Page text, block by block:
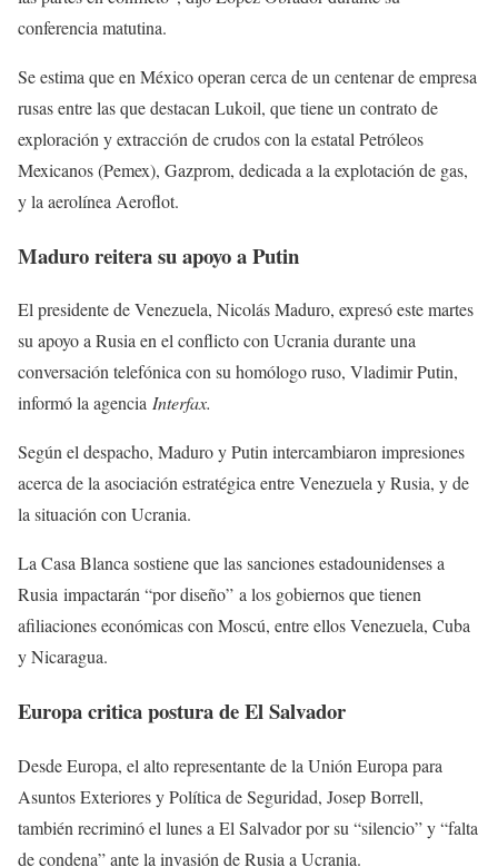
conferencia matutina.
Se estima que en México operan cerca de un centenar de empresa
rusas entre las que destacan Lukoil, que tiene un contrato de
exploración y extracción de crudos con la estatal Petróleos
Mexicanos (Pemex), Gazprom, dedicada a la explotación de gas,
y la aerolínea Aeroflot.
Maduro reitera su apoyo a Putin
El presidente de Venezuela, Nicolás Maduro, expresó este martes
su apoyo a Rusia en el conflicto con Ucrania durante una
conversación telefónica con su homólogo ruso, Vladimir Putin,
informó la agencia Interfax.
Según el despacho, Maduro y Putin intercambiaron impresiones
acerca de la asociación estratégica entre Venezuela y Rusia, y de
la situación con Ucrania.
La Casa Blanca sostiene que las sanciones estadounidenses a
Rusia impactarán “por diseño” a los gobiernos que tienen
afiliaciones económicas con Moscú, entre ellos Venezuela, Cuba
y Nicaragua.
Europa critica postura de El Salvador
Desde Europa, el alto representante de la Unión Europa para
Asuntos Exteriores y Política de Seguridad, Josep Borrell,
también recriminó el lunes a El Salvador por su “silencio” y “falta
de condena” ante la invasión de Rusia a Ucrania.